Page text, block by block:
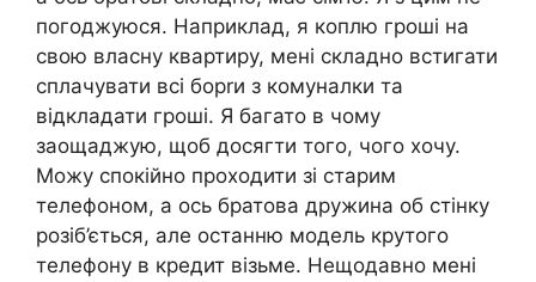
погоджуюся. Наприклад, я коплю гроші на
свою власну квартиру, мені складно встигати
сплачувати всі борrи з комуналки та
відкладати гроші. Я багато в чому
заощаджую, щоб досягти того, чого хочу.
Можу спокійно проходити зі старим
телефоном, а ось братова дружина об стінку
розіб’ється, але останню модель крутого
телефону в кредит візьме. Нещодавно мені